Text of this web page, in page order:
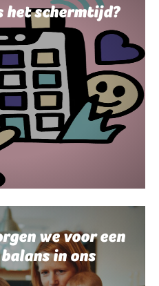
het schermtijd?
we voor een
in ons